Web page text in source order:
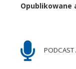
Opublikowane
PODCAST